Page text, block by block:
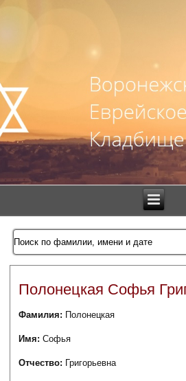
Полонецкая Софья
Фамилия: Полонецкая
Имя:Софья
Отчество: Григорьевна